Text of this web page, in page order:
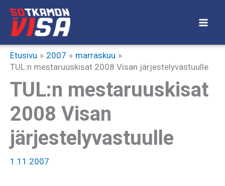
Siirry
sisältöön
Etusivu 2007
marraskuu
TUL:n mestaruuskisat 2008 Visan järjestelyvastuulle
TUL:n mestaruuskisat
2008 Visan
järjestelyvastuulle
1.11.2007